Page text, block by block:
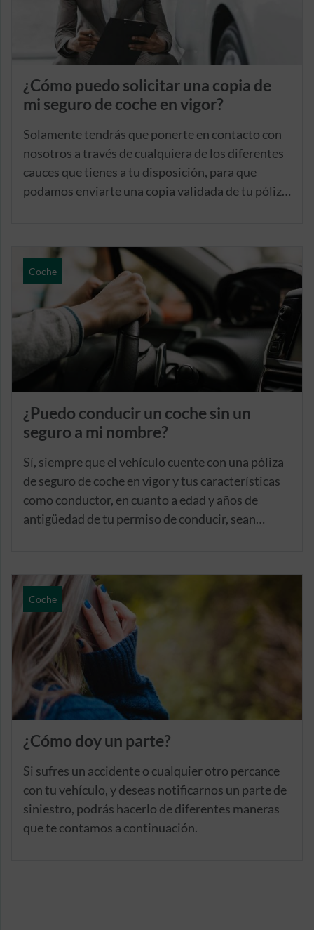
¿Cómo puedo solicitar una copia de
mi seguro de coche en vigor?
Solamente tendrás que ponerte en contacto con
nosotros a través de cualquiera de los diferentes
cauces que tienes a tu disposición, para que
podamos enviarte una copia validada de tu póliza,
Coche
¿Puedo conducir un coche sin un
seguro a mi nombre?
Sí, siempre que el vehículo cuente con una póliza
de seguro de coche en vigor y tus características
como conductor, en cuanto a edad y años de
antigüedad de tu permiso de conducir, sean
Coche
¿Cómo doy un parte?
Si sufres un accidente o cualquier otro percance
con tu vehículo, y deseas notificarnos un parte de
siniestro, podrás hacerlo de diferentes maneras
que te contamos a continuación.